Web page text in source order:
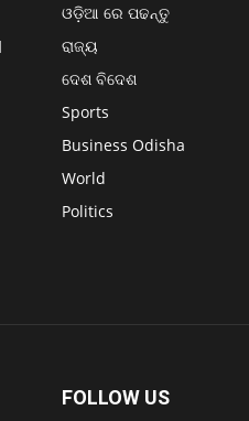
ଓଡ଼ିଆ ରେ ପଢନ୍ତୁ
ରାଜ୍ୟ
ଦେଶ ବିଦେଶ
Sports
Business Odisha
World
Politics
FOLLOW US